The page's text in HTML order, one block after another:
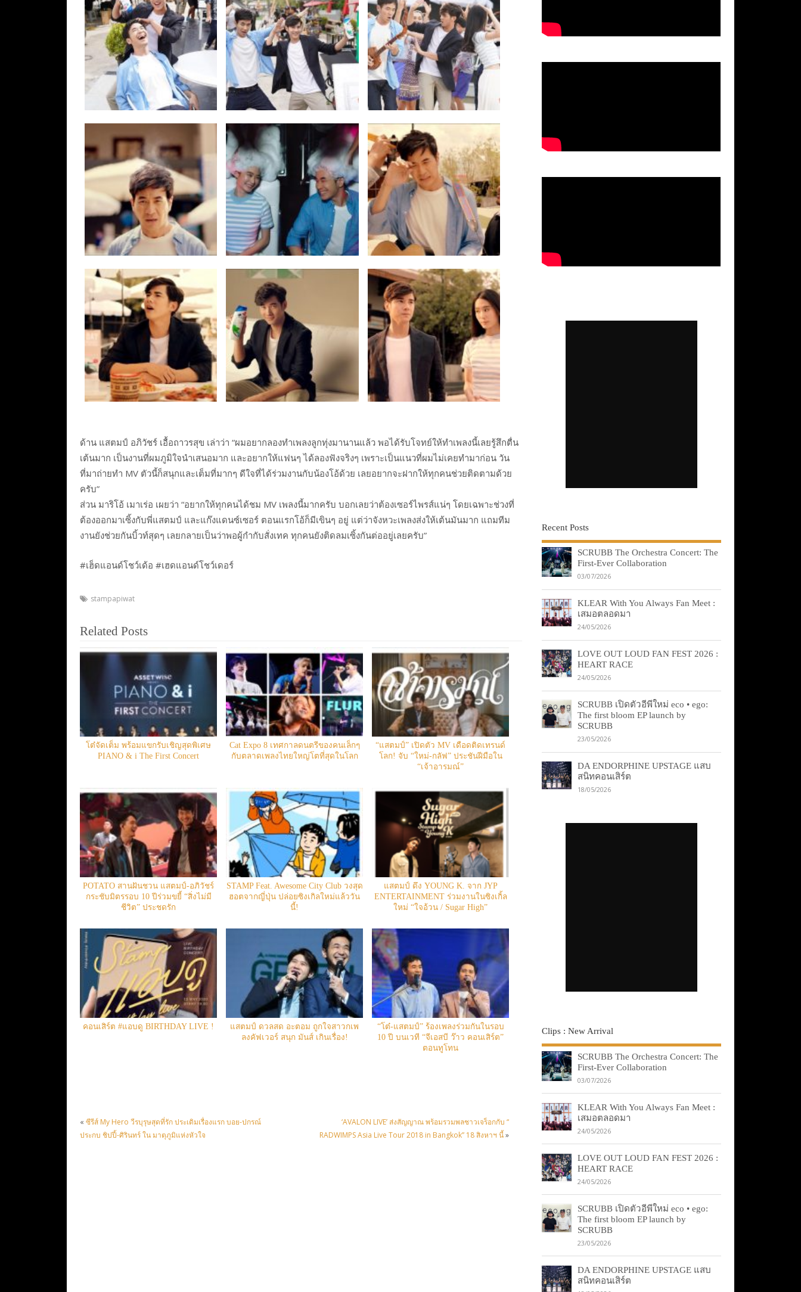
ด้าน แสตมป์ อภิวัชร์ เอื้อถาวรสุข เล่าว่า “ผมอยากลองทำเพลงลูกทุ่งมานานแล้ว พอได้รับโจทย์ให้ทำเพลงนี้เลยรู้สึกตื่น
เต้นมาก เป็นงานที่ผมภูมิใจนำเสนอมาก และอยากให้แฟนๆ ได้ลองฟังจริงๆ เพราะเป็นแนวที่ผมไม่เคยทำมาก่อน วัน
ที่มาถ่ายทำ MV ตัวนี้ก็สนุกและเต็มที่มากๆ ดีใจที่ได้ร่วมงานกับน้องโอ้ด้วย เลยอยากจะฝากให้ทุกคนช่วยติดตามด้วย
ครับ”
ส่วน มาริโอ้ เมาเร่อ เผยว่า “อยากให้ทุกคนได้ชม MV เพลงนี้มากครับ บอกเลยว่าต้องเซอร์ไพรส์แน่ๆ โดยเฉพาะช่วงที่
ต้องออกมาเซิ้งกับพี่แสตมป์ และแก๊งแดนซ์เซอร์ ตอนแรกโอ้ก็มีเขินๆ อยู่ แต่ว่าจังหวะเพลงส่งให้เต้นมันมาก แถมทีม
งานยังช่วยกันบิ้วท์สุดๆ เลยกลายเป็นว่าพอผู้กำกับสั่งเทค ทุกคนยังติดลมเซิ้งกันต่ออยู่เลยครับ”
#เฮ็ดแอนด์โชว์เด้อ #เฮดแอนด์โชว์เดอร์
stampapiwat
Related Posts
โต๋จัดเต็ม พร้อมแขกรับเชิญสุดพิเศษ
PIANO & i The First Concert
Cat Expo 8 เทศกาลดนตรีของคนเล็กๆ
กับตลาดเพลงไทยใหญ่โตที่สุดในโลก
“แสตมป์” เปิดตัว MV เดือดติดเทรนด์
โลก! จับ “ใหม่-กลัฟ” ประชันฝีมือใน
“เจ้าอารมณ์”​
POTATO สานฝันชวน แสตมป์-อภิวัชร์
กระชับมิตรรอบ 10 ปีร่วมขยี้ “สิ่งไม่มี
ชีวิต” ประชดรัก
STAMP Feat. Awesome City Club วงสุด
ฮอตจากญี่ปุ่น ปล่อยซิงเกิลใหม่แล้ววัน
นี้!
แสตมป์ ดึง YOUNG K. จาก JYP
ENTERTAINMENT ร่วมงานในซิงเกิ้ล
ใหม่ “ใจอ้วน / Sugar High”
คอนเสิร์ต #แอบดู BIRTHDAY LIVE !
แสตมป์ ดวลสด อะตอม ถูกใจสาวกเพ
ลงคัฟเวอร์ สนุก มันส์ เกินเรื่อง!
“โต๋-แสตมป์” ร้องเพลงร่วมกันในรอบ
10 ปี บนเวที “จีเอสบี ว๊าว คอนเสิร์ต”
ตอนทูโทน
«ซีรีส์ My Hero วีรบุรุษสุดที่รัก ประเดิมเรื่องแรก บอย-ปกรณ์
ประกบ ชิปปี้-ศิรินทร์ ใน มาตุภูมิแห่งหัวใจ
‘AVALON LIVE’ ส่งสัญญาณ พร้อมรวมพลชาวเจร็อกกับ “
RADWIMPS Asia Live Tour 2018 in Bangkok” 18 สิงหาฯ นี้»
Recent Posts
SCRUBB The Orchestra Concert: The
First-Ever Collaboration
03/07/2026
KLEAR With You Always Fan Meet :
เสมอตลอดมา
24/05/2026
LOVE OUT LOUD FAN FEST 2026 :
HEART RACE
24/05/2026
SCRUBB เปิดตัวอีพีใหม่ eco • ego:
The first bloom EP launch by
SCRUBB
23/05/2026
DA ENDORPHINE UPSTAGE แสบ
สนิทคอนเสิร์ต
18/05/2026
Clips : New Arrival
SCRUBB The Orchestra Concert: The
First-Ever Collaboration
03/07/2026
KLEAR With You Always Fan Meet :
เสมอตลอดมา
24/05/2026
LOVE OUT LOUD FAN FEST 2026 :
HEART RACE
24/05/2026
SCRUBB เปิดตัวอีพีใหม่ eco • ego:
The first bloom EP launch by
SCRUBB
23/05/2026
DA ENDORPHINE UPSTAGE แสบ
สนิทคอนเสิร์ต